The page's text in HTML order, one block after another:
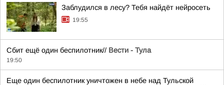
Заблудился в лесу? Тебя найдёт нейросеть
19:55
Сбит ещё один беспилотник// Вести - Тула
19:50
Еще один беспилотник уничтожен в небе над Тульской